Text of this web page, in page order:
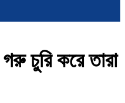
চুরি করে তারা